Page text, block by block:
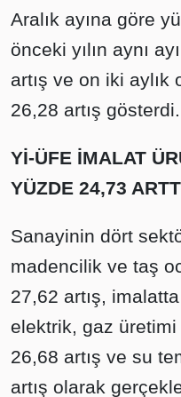
Aralık ayına göre
önceki yılın aynı
artış ve on iki
26,28 artış gösterdi.
Yİ-ÜFE İMALAT
YÜZDE 24,73
Sanayinin dört
madencilik ve taş
27,62 artış,
elektrik, gaz üretimi
26,68 artış ve su
artış olarak